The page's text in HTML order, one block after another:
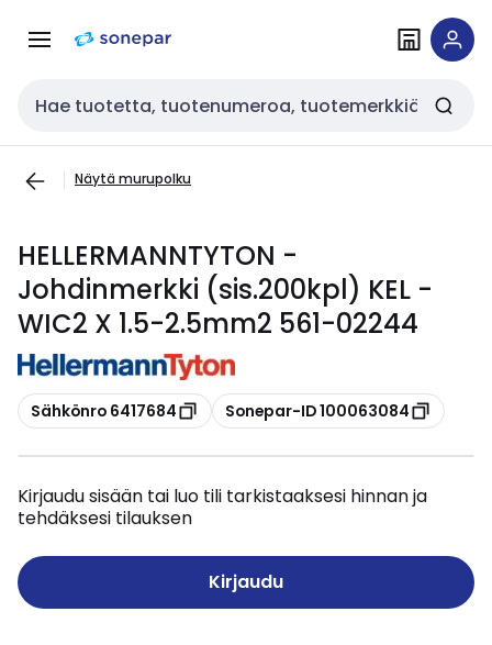
navigointiinsisältöön
Haku
Näytä murupolku
HELLERMANNTYTON -
Johdinmerkki (sis.200kpl) KEL -
WIC2 X 1.5-2.5mm2 561-02244
Kopioi
Sähkönro 6417684 Kopioi
Sonepar-ID 100063084
Kirjaudu sisään tai luo tili tarkistaaksesi hinnan ja
tehdäksesi tilauksen
Kirjaudu